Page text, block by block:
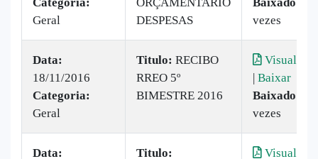
Geral
DESPESAS
vezes
Data:
18/11/2016
Categoria:
Geral
Titulo: RECIBO
RREO 5º
BIMESTRE 2016
Visualizar
| Baixar
Baixado:
vezes
Data:
Titulo:
Visualizar